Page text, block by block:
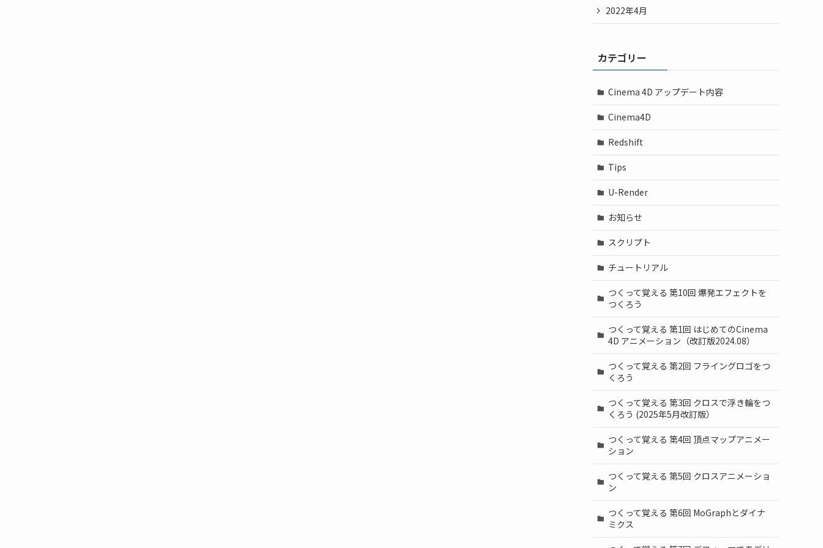
2022年4月
カテゴリー
Cinema 4D アップデート内容
Cinema4D
Redshift
Tips
U-Render
お知らせ
スクリプト
チュートリアル
つくって覚える 第10回 爆発エフェクトを
つくろう
つくって覚える 第1回 はじめてのCinema
4D アニメーション（改訂版2024.08）
つくって覚える 第2回 フライングロゴをつ
くろう
つくって覚える 第3回 クロスで浮き輪をつ
くろう (2025年5月改訂版）
つくって覚える 第4回 頂点マップアニメー
ション
つくって覚える 第5回 クロスアニメーショ
ン
つくって覚える 第6回 MoGraphとダイナ
ミクス